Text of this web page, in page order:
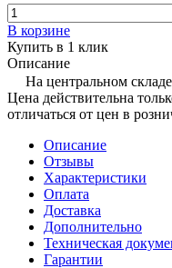
В корзине
Купить в 1 клик
Описание
На центральном
Цена действительна
отличаться от цен в
Описание
Отзывы
Характеристики
Оплата
Доставка
Дополнительно
Техническая
Гарантии